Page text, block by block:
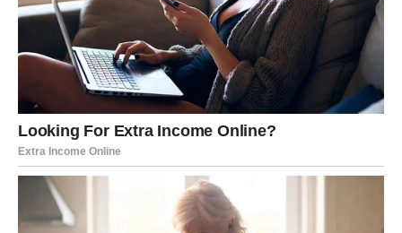
konačno vidi onako kako ste oduvijek željele.
Jedna osoba iz prošlosti mogla bi
se ponovo pojaviti
Zvijezde pokazuju da bi neko iz vaše prošlosti uskoro
mogao ponovo ući u vaš život.
Ta osoba nije vas zaboravila i moguće je da će pokušati